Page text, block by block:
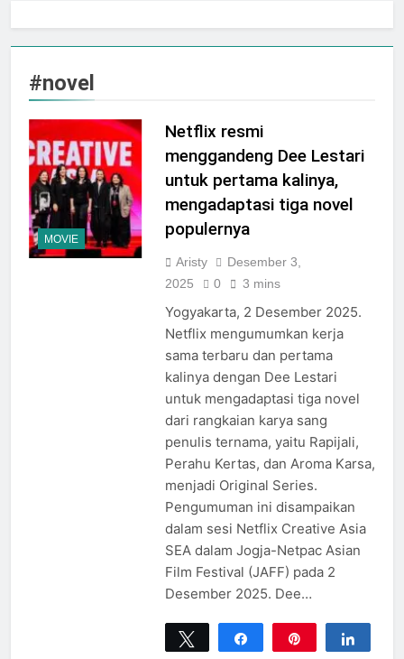
Agustus 2026 Dengan Tema
Nation Heritage
Plaza Ambarrukmo Rayakan
Hingga 80% Dan Rangkaian
Event Spesial
#novel
MOVIE
Netflix resmi
menggandeng Dee Lestari
untuk pertama kalinya,
mengadaptasi tiga novel
populernya
Aristy
Desember 3,
2025
0 3 mins
Yogyakarta, 2 Desember 2025.
Netflix mengumumkan kerja
sama terbaru dan pertama
kalinya dengan Dee Lestari
untuk mengadaptasi tiga novel
dari rangkaian karya sang
penulis ternama, yaitu Rapijali,
Perahu Kertas, dan Aroma Karsa,
menjadi Original Series.
Pengumuman ini disampaikan
dalam sesi Netflix Creative Asia
SEA dalam Jogja-Netpac Asian
Film Festival (JAFF) pada 2
Desember 2025. Dee…
Tweet Share